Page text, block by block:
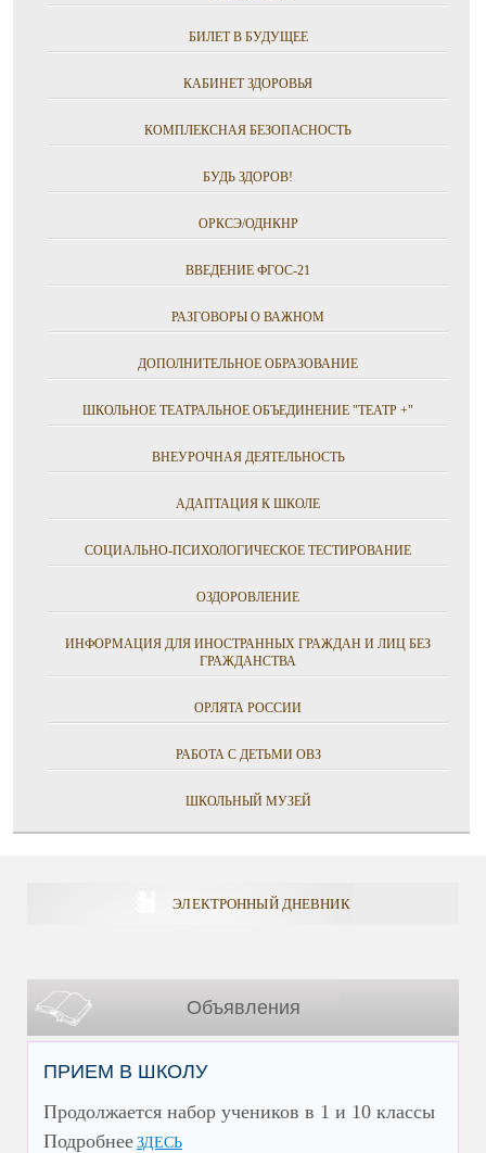
БИЛЕТ В БУДУЩЕЕ
КАБИНЕТ ЗДОРОВЬЯ
КОМПЛЕКСНАЯ БЕЗОПАСНОСТЬ
БУДЬ ЗДОРОВ!
ОРКСЭ/ОДНКНР
ВВЕДЕНИЕ ФГОС-21
РАЗГОВОРЫ О ВАЖНОМ
ДОПОЛНИТЕЛЬНОЕ ОБРАЗОВАНИЕ
ШКОЛЬНОЕ ТЕАТРАЛЬНОЕ ОБЪЕДИНЕНИЕ "ТЕАТР +"
ВНЕУРОЧНАЯ ДЕЯТЕЛЬНОСТЬ
АДАПТАЦИЯ К ШКОЛЕ
СОЦИАЛЬНО-ПСИХОЛОГИЧЕСКОЕ ТЕСТИРОВАНИЕ
ОЗДОРОВЛЕНИЕ
ИНФОРМАЦИЯ ДЛЯ ИНОСТРАННЫХ ГРАЖДАН И ЛИЦ БЕЗ
ГРАЖДАНСТВА
ОРЛЯТА РОССИИ
РАБОТА С ДЕТЬМИ ОВЗ
ШКОЛЬНЫЙ МУЗЕЙ
ЭЛЕКТРОННЫЙ ДНЕВНИК
Объявления
ПРИЕМ В ШКОЛУ
Продолжается набор учеников в 1 и 10 классы
Подробнее ЗДЕСЬ